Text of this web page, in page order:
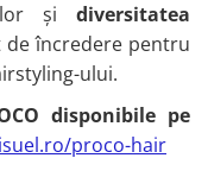
și diversitatea
de încredere pentru
ului.
disponibile pe
proco-hair